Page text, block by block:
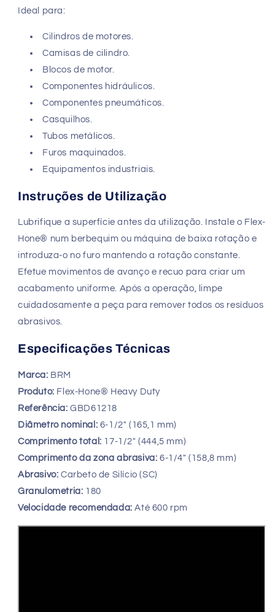
Ideal para:
Cilindros de motores.
Camisas de cilindro.
Blocos de motor.
Componentes hidráulicos.
Componentes pneumáticos.
Casquilhos.
Tubos metálicos.
Furos maquinados.
Equipamentos industriais.
Instruções de Utilização
Lubrifique a superfície antes da utilização. Instale o Flex-
Hone® num berbequim ou máquina de baixa rotação e
introduza-o no furo mantendo a rotação constante.
Efetue movimentos de avanço e recuo para criar um
acabamento uniforme. Após a operação, limpe
cuidadosamente a peça para remover todos os resíduos
abrasivos.
Especificações Técnicas
Marca: BRM
Produto: Flex-Hone® Heavy Duty
Referência: GBD61218
Diâmetro nominal: 6-1/2" (165,1 mm)
Comprimento total: 17-1/2" (444,5 mm)
Comprimento da zona abrasiva: 6-1/4" (158,8 mm)
Abrasivo: Carbeto de Silício (SC)
Granulometria: 180
Velocidade recomendada: Até 600 rpm